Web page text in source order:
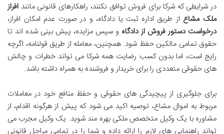
در شرایطی که شرکا برای فروش توافق نکنند، راهکارهای قانونی مانند افراز
ملک مشاع از طریق اداره ثبت یا دادگاه، و در صورت عدم امکان افراز،
درخواست دستور فروش از دادگاه و سپس مزایده، پیش بینی شده اند تا
حقوق تمامی مالکین حفظ شود. همچنین، معامله از طریق قولنامه، اگرچه
رایج است، اما بدون کسب رضایت همه شرکا می تواند خطرات و چالش
های حقوقی متعددی را برای خریدار و فروشنده به همراه داشته باشد.
برای جلوگیری از پیچیدگی های حقوقی و حفظ منافع خود در معاملات
مربوط به اموال مشاع، توصیه اکید می شود که پیش از هرگونه اقدام، از
مشاوره با یک وکیل متخصص ملکی بهره مند شوید. یک وکیل مجرب می
تواند راهنمایی های لازم را ارائه داده و شما را در تمامی مراحل قانونی